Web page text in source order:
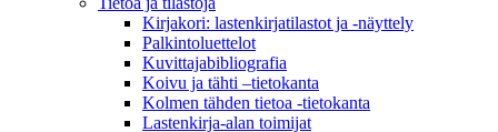
Kirjakori: lastenkirjatilastot ja -näyttely
Palkintoluettelot
Kuvittaja­bibliografia
Koivu ja tähti –tietokanta
Kolmen tähden tietoa -tietokanta
Lastenkirja-alan toimijat